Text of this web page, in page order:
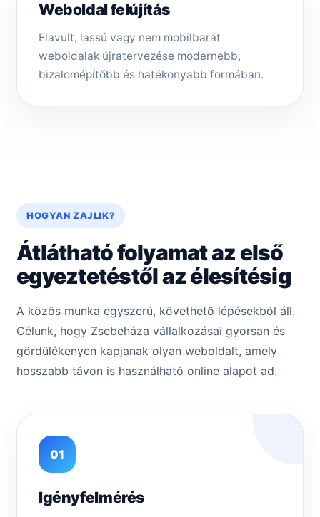
Weboldal felújítás
Elavult, lassú vagy nem mobilbarát
weboldalak újratervezése modernebb,
bizalomépítőbb és hatékonyabb formában.
HOGYAN ZAJLIK?
Átlátható folyamat az első
egyeztetéstől az élesítésig
A közös munka egyszerű, követhető lépésekből áll.
Célunk, hogy Zsebeháza vállalkozásai gyorsan és
gördülékenyen kapjanak olyan weboldalt, amely
hosszabb távon is használható online alapot ad.
01
Igényfelmérés